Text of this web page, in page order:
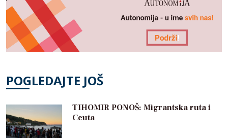
POGLEDAJTE JOŠ
TIHOMIR PONOŠ: Migrantska ruta i
Ceuta